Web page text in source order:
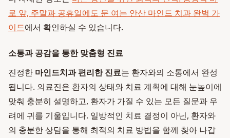
로 앞, 주말과 공휴일에도 문 여는 안산 마인드 치과 완벽 가
이드에서 확인하실 수 있습니다.
소통과 공감을 통한 맞춤형 진료
진정한 마인드치과 편리한 진료는 환자와의 소통에서 완성
됩니다. 의료진은 환자의 상태와 치료 계획에 대해 눈높이에
맞춰 충분히 설명하고, 환자가 가질 수 있는 모든 질문과 우
려에 귀를 기울입니다. 일방적인 치료 결정이 아닌, 환자와
의 충분한 상담을 통해 최적의 치료 방법을 함께 찾아 나갑